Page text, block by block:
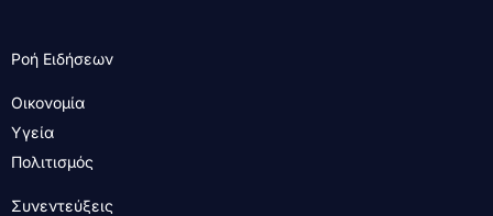
Ροή Ειδήσεων
Οικονομία
Υγεία
Πολιτισμός
Συνεντεύξεις